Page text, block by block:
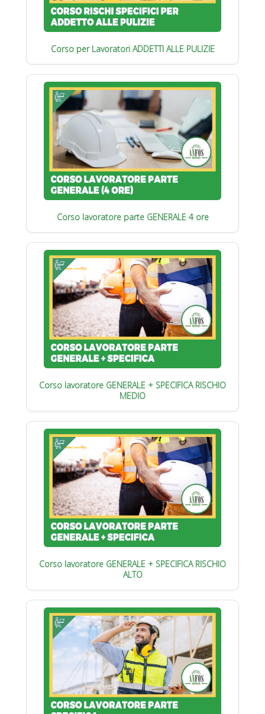
Corso per Lavoratori ADDETTI ALLE PULIZIE
Corso lavoratore parte GENERALE 4 ore
Corso lavoratore GENERALE + SPECIFICA RISCHIO
MEDIO
Corso lavoratore GENERALE + SPECIFICA RISCHIO
ALTO